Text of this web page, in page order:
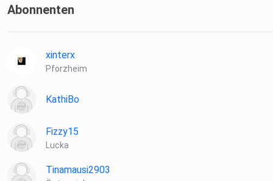
Abonnenten
xinterx
Pforzheim
KathiBo
Fizzy15
Lucka
Tinamausi2903